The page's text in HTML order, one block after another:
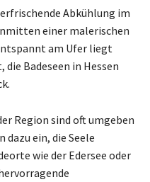
Abkühlung im
einer malerischen
am Ufer liegt
Badeseen in Hessen
Region sind oft umgeben
ein, die Seele
wie der Edersee oder